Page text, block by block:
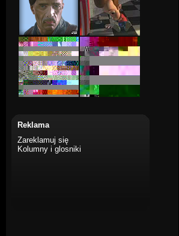
Reklama
Zareklamuj się
Kolumny i glosniki